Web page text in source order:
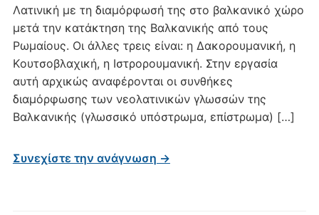
Λατινική με τη διαμόρφωσή της στο βαλκανικό χώρο
μετά την κατάκτηση της Βαλκανικής από τους
Ρωμαίους. Οι άλλες τρεις είναι: η Δακορουμανική, η
Kουτσοβλαχική, η Iστρορουμανική. Στην εργασία
αυτή αρχικώς αναφέρονται οι συνθήκες
διαμόρφωσης των νεολατινικών γλωσσών της
Βαλκανικής (γλωσσικό υπόστρωμα, επίστρωμα) […]
Συνεχίστε την ανάγνωση →